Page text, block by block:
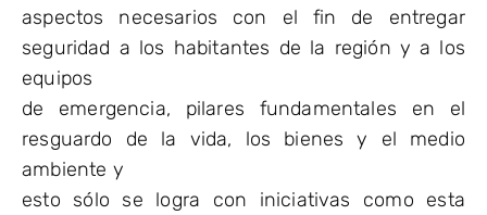
aspectos necesarios con el fin de entregar
seguridad a los habitantes de la región y a los
equipos
de emergencia, pilares fundamentales en el
resguardo de la vida, los bienes y el medio
ambiente y
esto sólo se logra con iniciativas como esta